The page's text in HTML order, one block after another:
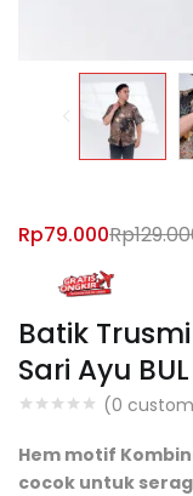
Batik
Sari Ayu BUL
(0
Rp79.000Rp
Hem motif
cocok untuk